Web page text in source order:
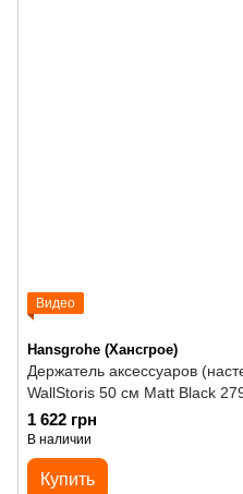
Видео
Hansgrohe (Хансгрое)
Держатель аксессуаров
WallStoris 50 см Matt Black
1 622 грн
В наличии
Купить